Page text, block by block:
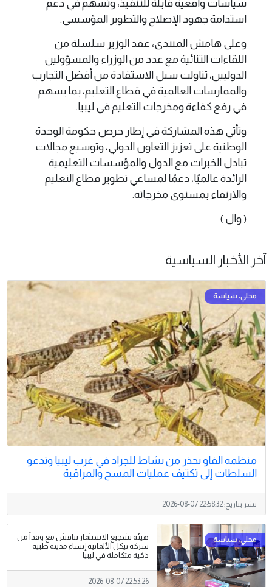
سياسات واقعية قابلة للتنفيذ، وتسهم في دعم
استدامة جهود الإصلاح والتطوير المؤسسي.
وعلى هامش المنتدى، عقد الوزير سلسلة من
اللقاءات الثنائية مع عدد من الوزراء والمسؤولين
الدوليين، تناولت سبل الاستفادة من أفضل التجارب
والممارسات العالمية في قطاع التعليم، بما يسهم
في رفع كفاءة ومخرجات التعليم في ليبيا.
وتأتي هذه المشاركة في إطار حرص حكومة الوحدة
الوطنية على تعزيز التعاون الدولي، وتوسيع مجالات
تبادل الخبرات مع الدول والمؤسسات التعليمية
الرائدة عالميًا، دعمًا لمساعي تطوير قطاع التعليم
والارتقاء بمستوى مخرجاته.
( وال )
آخر الأخبار السياسية
منظمة الفاو تحذر من نشاط للجراد في غرب ليبيا وتدعو
السلطات إلى تكثيف عمليات المسح والمراقبة
نشر بتاريخ:2026-08-07 22:58:32
هيئة تشجيع الاستثمار تناقش مع وفداً من
شركة نيكل الألمانية إنشاء مدينة طبية
ذكية متكاملة في ليبيا
2026-08-07 22:53:26